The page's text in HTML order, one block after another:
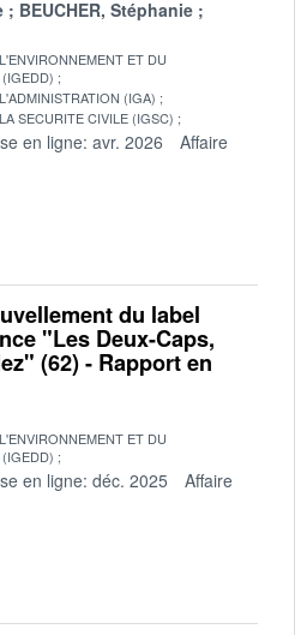
BEUCHER, Stéphanie
ET DU
(IGA)
SECURITE CIVILE (IGSC)
en ligne: avr. 2026
Affaire
du label
"Les Deux-Caps,
(62) - Rapport en
ET DU
en ligne: déc. 2025
Affaire